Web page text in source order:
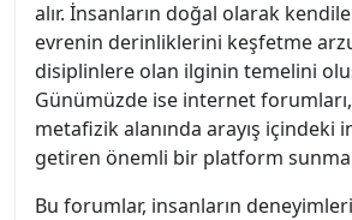
alır. İnsanların doğal olarak
evrenin derinliklerini keşfetme
disiplinlere olan ilginin temelini
Günümüzde ise internet
metafizik alanında arayış içindeki
getiren önemli bir platform
Bu forumlar, insanların